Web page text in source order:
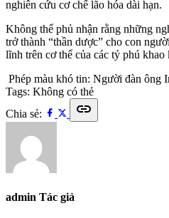
nghiên cứu cơ chế lão hóa dài hạn.
Không thể phủ nhận rằng những
trở thành “thần dược” cho con
lĩnh trên cơ thể của các tỷ phú
Phép màu khó tin: Người đàn ông
Tags: Không có thẻ
Chia sẻ:
link
admin Tác giả